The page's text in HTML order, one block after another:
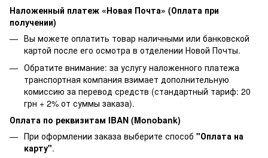
Наложенный платеж «Новая Почта» (Оплата при
получении)
Вы можете оплатить товар наличными или банковской
картой после его осмотра в отделении Новой Почты.
Обратите внимание: за услугу наложенного платежа
транспортная компания взимает дополнительную
комиссию за перевод средств (стандартный тариф: 20
грн + 2% от суммы заказа).
Оплата по реквизитам IBAN (Monobank)
При оформлении заказа выберите способ "Оплата на
карту".